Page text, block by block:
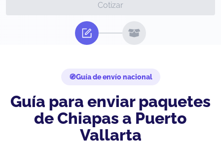
Cotizar
Guía de envío nacional
Guía para enviar paquetes
de Chiapas a Puerto
Vallarta